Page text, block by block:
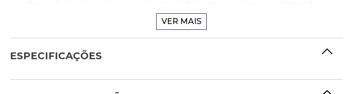
maneiras na moda. Ele pode ser combinado com saias e vestidos, criando um
visual feminino e sofisticado. Para um look mais formal, é possível usá-lo com
elegante. O scarpin também pode ser usado com calças, sejam elas jeans, de
alfaiataria ou até mesmo leggings, criando uma combinação moderna e estilosa.
VER MAIS
ESPECIFICAÇÕES